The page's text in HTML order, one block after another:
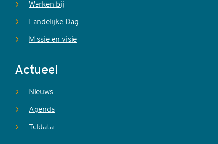
Werken bij
Landelijke Dag
Missie en visie
Actueel
Nieuws
Agenda
Teldata